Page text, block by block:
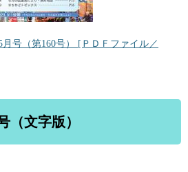
号（第160号） [ＰＤＦファイル／
（文字版）